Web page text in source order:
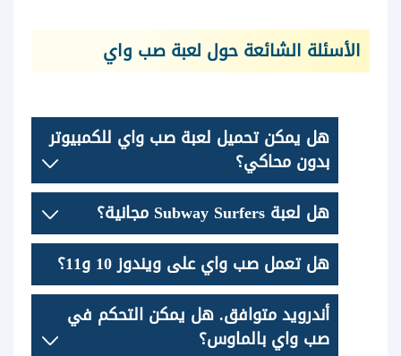
الأسئلة الشائعة حول لعبة صب واي
هل يمكن تحميل لعبة صب واي للكمبيوتر
بدون محاكي؟
هل لعبة Subway Surfers مجانية؟
هل تعمل صب واي على ويندوز 10 و11؟
أندرويد متوافق. هل يمكن التحكم في
صب واي بالماوس؟